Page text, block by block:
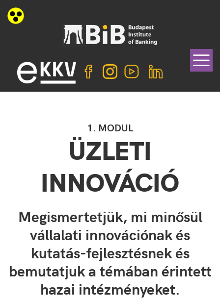
1. MODUL
ÜZLETI
INNOVÁCIÓ
Megismertetjük, mi minősül
vállalati innovációnak és
kutatás-fejlesztésnek és
bemutatjuk a témában érintett
hazai intézményeket.